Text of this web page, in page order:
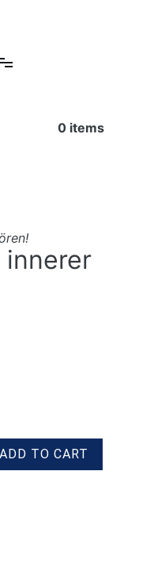
0 items